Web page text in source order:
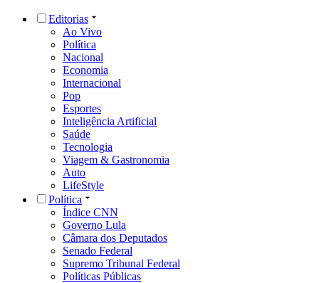
Editorias
Ao Vivo
Política
Nacional
Economia
Internacional
Pop
Esportes
Inteligência Artificial
Saúde
Tecnologia
Viagem & Gastronomia
Auto
LifeStyle
Política
Índice CNN
Governo Lula
Câmara dos Deputados
Senado Federal
Supremo Tribunal Federal
Políticas Públicas